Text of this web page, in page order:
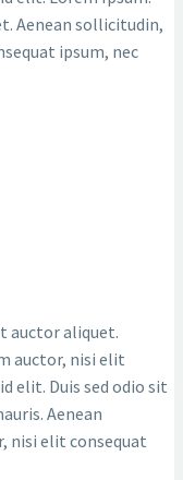
Aenean sollicitudin,
ipsum, nec
auctor aliquet.
auctor, nisi elit
elit. Duis sed odio sit
Aenean
nisi elit consequat